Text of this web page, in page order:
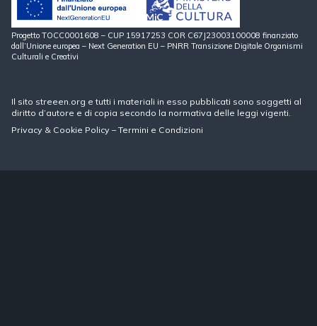
Progetto TOCC0001608 – CUP 15917253 COR C67J23003100008 finanziato
dall’Unione europea – Next Generation EU – PNRR Transizione Digitale Organismi
Culturali e Creativi
Il sito streeen.org e tutti i materiali in esso pubblicati sono soggetti al
diritto d’autore e di copia secondo la normativa delle leggi vigenti.
Privacy & Cookie Policy –Termini e Condizioni